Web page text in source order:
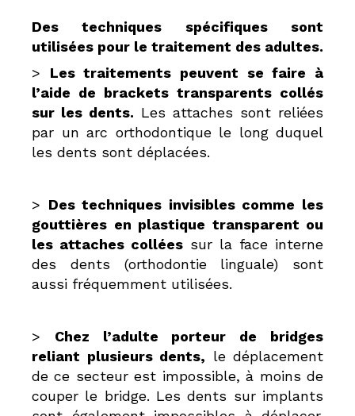
Des techniques spécifiques sont
utilisées pour le traitement des adultes.
> Les traitements peuvent se faire à
l’aide de brackets transparents collés
sur les dents. Les attaches sont reliées
par un arc orthodontique le long duquel
les dents sont déplacées.
> Des techniques invisibles comme les
gouttières en plastique transparent ou
les attaches collées sur la face interne
des dents (orthodontie linguale) sont
aussi fréquemment utilisées.
> Chez l’adulte porteur de bridges
reliant plusieurs dents, le déplacement
de ce secteur est impossible, à moins de
couper le bridge. Les dents sur implants